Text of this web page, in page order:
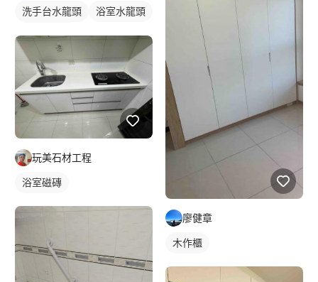
洗手台水龍頭
浴室水龍頭
玩美石材工程
浴室磁磚
廖健章
木作櫃